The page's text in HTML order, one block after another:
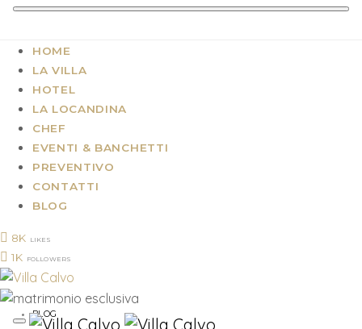
HOME
LA VILLA
HOTEL
LA LOCANDINA
CHEF
EVENTI & BANCHETTI
PREVENTIVO
CONTATTI
BLOG
8K LIKES
1K FOLLOWERS
BLOG